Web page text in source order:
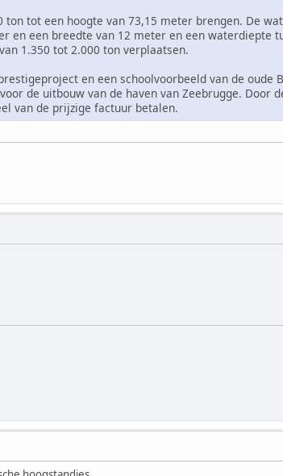
tot een hoogte van 73,15 meter brengen. De
en een breedte van 12 meter en een waterdiepte
1.350 tot 2.000 ton verplaatsen.
en een schoolvoorbeeld van de oude
de uitbouw van de haven van Zeebrugge. Door
van de prijzige factuur betalen.